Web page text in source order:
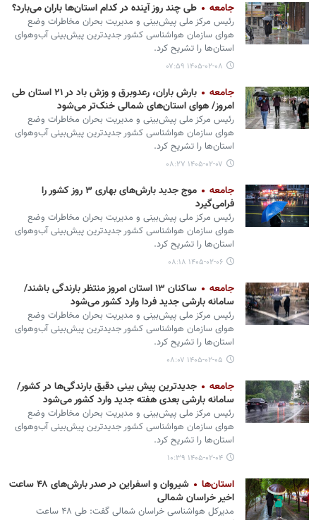
جامعه طی چند روز آینده در کدام استان‌ها باران می‌بارد؟
رئیس مرکز ملی پیش‌بینی و مدیریت بحران مخاطرات وضع
هوای سازمان هواشناسی کشور جدیدترین پیش‌بینی آب‌وهوای
استان‌ها را تشریح کرد.
۱۴۰۵-۰۲-۰۸ ۰۷:۵۹
جامعه
بارش باران، رعدوبرق و وزش باد در ۲۱ استان طی
امروز/ هوای استان‌های شمالی خنک‌تر می‌شود
رئیس مرکز ملی پیش‌بینی و مدیریت بحران مخاطرات وضع
هوای سازمان هواشناسی کشور جدیدترین پیش‌بینی آب‌وهوای
استان‌ها را تشریح کرد.
۱۴۰۵-۰۲-۰۷ ۰۸:۲۷
جامعه
موج جدید بارش‌های بهاری ۳ روز کشور را
فرامی‌گیرد
رئیس مرکز ملی پیش‌بینی و مدیریت بحران مخاطرات وضع
هوای سازمان هواشناسی کشور جدیدترین پیش‌بینی آب‌وهوای
استان‌ها را تشریح کرد.
۱۴۰۵-۰۲-۰۶ ۰۸:۱۸
جامعه
ساکنان ۱۳ استان امروز منتظر بارندگی باشند/
سامانه بارشی جدید فردا وارد کشور می‌شود
رئیس مرکز ملی پیش‌بینی و مدیریت بحران مخاطرات وضع
هوای سازمان هواشناسی کشور جدیدترین پیش‌بینی آب‌وهوای
استان‌ها را تشریح کرد.
۱۴۰۵-۰۲-۰۵ ۰۸:۰۷
جامعه
جدیدترین پیش بینی دقیق بارندگی‌ها در کشور/
سامانه بارشی بعدی هفته جدید وارد کشور می‌شود
رئیس مرکز ملی پیش‌بینی و مدیریت بحران مخاطرات وضع
هوای سازمان هواشناسی کشور جدیدترین پیش‌بینی آب‌وهوای
استان‌ها را تشریح کرد.
۱۴۰۵-۰۲-۰۴ ۱۰:۳۹
استان‌ها
شیروان و اسفراین در صدر بارش‌های ۴۸ ساعت
اخیر خراسان شمالی
مدیرکل هواشناسی خراسان شمالی گفت: طی ۴۸ ساعت